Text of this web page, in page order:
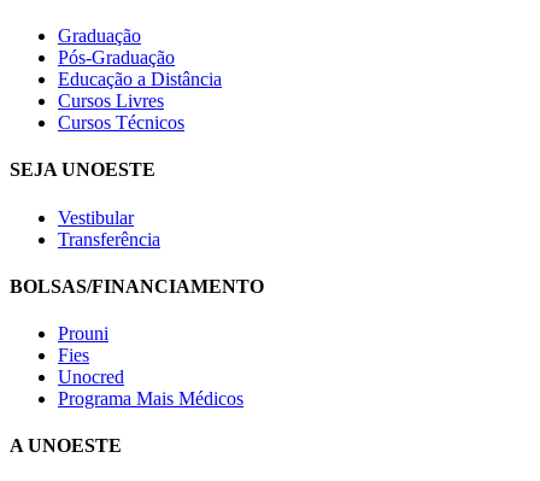
Graduação
Pós-Graduação
Educação a Distância
Cursos Livres
Cursos Técnicos
SEJA UNOESTE
Vestibular
Transferência
BOLSAS/FINANCIAMENTO
Prouni
Fies
Unocred
Programa Mais Médicos
A UNOESTE